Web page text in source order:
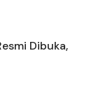
Dibuka,